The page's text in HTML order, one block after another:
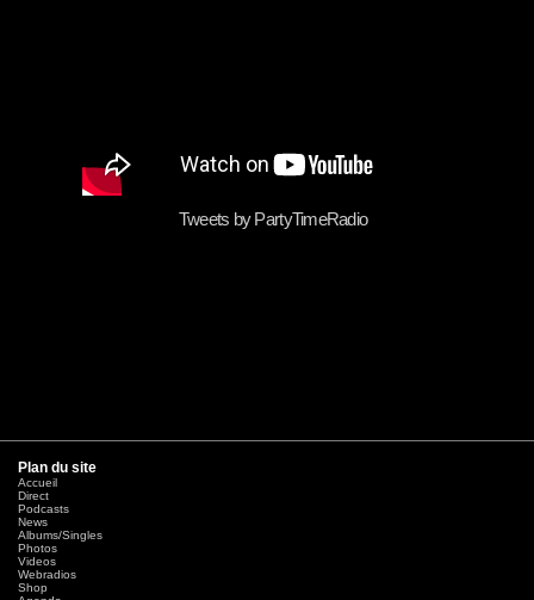
Tweets by PartyTimeRadio
Plan du site
Accueil
Direct
Podcasts
News
Albums/Singles
Photos
Videos
Webradios
Shop